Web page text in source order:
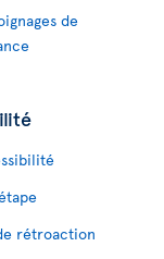
de
rétroaction